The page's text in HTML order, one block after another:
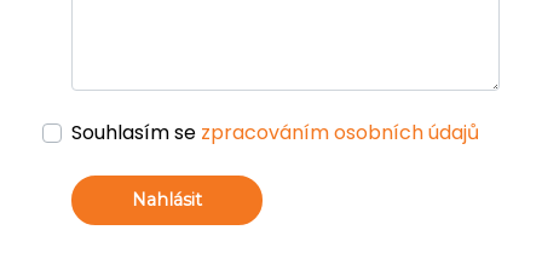
Souhlasím se zpracováním osobních údajů
Nahlásit